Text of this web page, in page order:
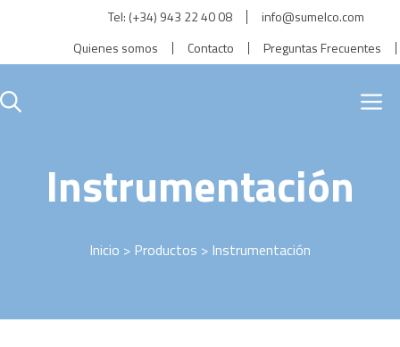
Tel: (+34) 943 22 40 08
info@sumelco.com
Quienes somos
Contacto Preguntas Frecuentes
Instrumentación
Inicio > Productos > Instrumentación